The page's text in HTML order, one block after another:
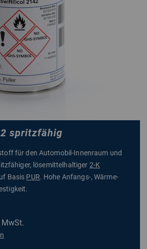
spritzfähig
für den Automobil-Innenraum und
lösemittelhaltiger 2-K
Basis PUR. Hohe Anfangs-, Wärme-
MwSt.